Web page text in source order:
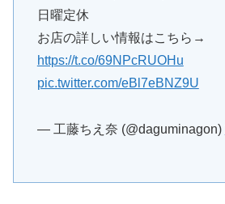
日曜定休
お店の詳しい情報はこちら→
https://t.co/69NPcRUOHu
pic.twitter.com/eBl7eBNZ9U
— 工藤ちえ奈 (@daguminagon)